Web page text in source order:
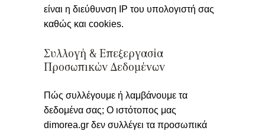
είναι η διεύθυνση ΙΡ του υπολογιστή σας
καθώς και cookies.
Συλλογή & Επεξεργασία
Προσωπικών Δεδομένων
Πώς συλλέγουμε ή λαμβάνουμε τα
δεδομένα σας; Ο ιστότοπος μας
dimorea.gr δεν συλλέγει τα προσωπικά